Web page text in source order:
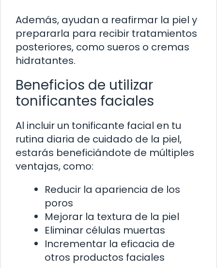
Además, ayudan a reafirmar la piel y
prepararla para recibir tratamientos
posteriores, como sueros o cremas
hidratantes.
Beneficios de utilizar
tonificantes faciales
Al incluir un tonificante facial en tu
rutina diaria de cuidado de la piel,
estarás beneficiándote de múltiples
ventajas, como:
Reducir la apariencia de los
poros
Mejorar la textura de la piel
Eliminar células muertas
Incrementar la eficacia de
otros productos faciales